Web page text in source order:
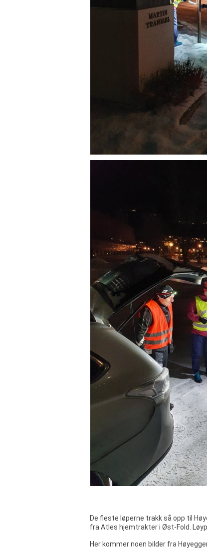
De fleste løperne trakk så opp til
fra Atles hjemtrakter i Øst-Fold.
Her kommer noen bilder fra